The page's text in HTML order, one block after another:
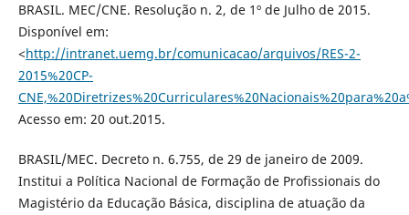
BRASIL. MEC/CNE. Resolução n. 2, de 1º de Julho de 2015.
Disponível em:
<http://intranet.uemg.br/comunicacao/arquivos/RES-2-
2015%20CP-
Acesso em: 20 out.2015.
BRASIL/MEC. Decreto n. 6.755, de 29 de janeiro de 2009.
Institui a Política Nacional de Formação de Profissionais do
Magistério da Educação Básica, disciplina de atuação da